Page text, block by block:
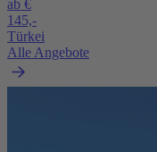
ab €
145,-
Türkei
Alle Angebote